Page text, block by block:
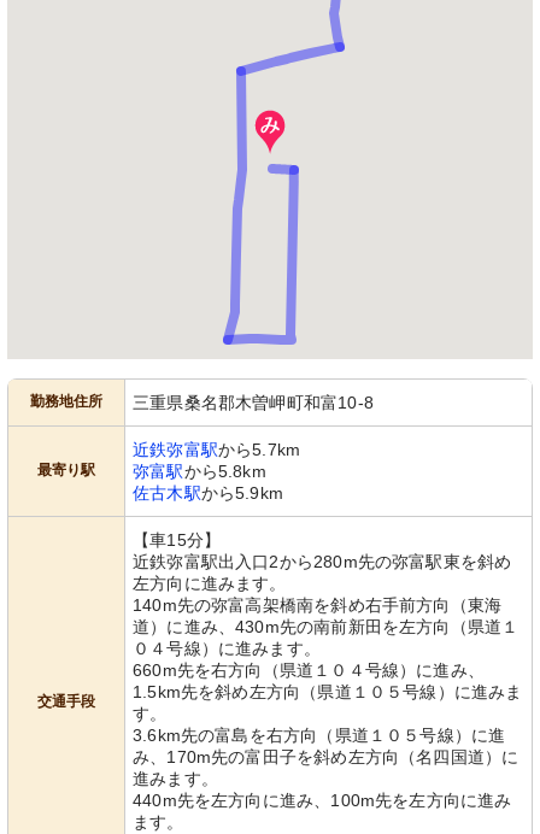
勤務地住所 三重県桑名郡木曽岬町和富10-8
最寄り駅
近鉄弥富駅から5.7km
弥富駅から5.8km
佐古木駅から5.9km
交通手段
【車15分】
近鉄弥富駅出入口2から280m先の弥富駅東を斜め
左方向に進みます。
140m先の弥富高架橋南を斜め右手前方向（東海
道）に進み、430m先の南前新田を左方向（県道１
０４号線）に進みます。
660m先を右方向（県道１０４号線）に進み、
1.5km先を斜め左方向（県道１０５号線）に進みま
す。
3.6km先の富島を右方向（県道１０５号線）に進
み、170m先の富田子を斜め左方向（名四国道）に
進みます。
440m先を左方向に進み、100m先を左方向に進み
ます。